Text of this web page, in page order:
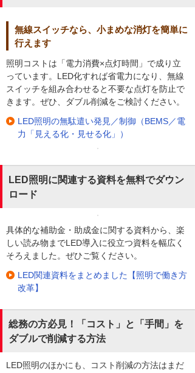
無線スイッチなら、小まめな消灯を簡単に
行えます
照明コストは「電力消費×点灯時間」で成り立
っています。LED化すれば省電力になり、無線
スイッチを組み合わせると不要な点灯を防止で
きます。ぜひ、ダブル削減をご検討ください。
LED照明の無駄遣い発見／制御（BEMS／電
力「見える化・見せる化」）
LED照明に関連する資料を無料でダウン
ロード
具体的な補助金・助成金に関する資料から、楽
しい読み物までLED導入に役立つ資料を幅広く
そろえました。ぜひご覧ください。
LED関連資料をまとめました【照明で働き方
改革】
総務の方必見！「コスト」と「手間」を
ダブルで削減する方法
LED照明のほかにも、コスト削減の方法はまだ